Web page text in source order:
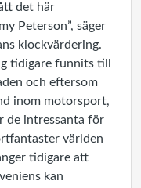
det här
Peterson”, säger
klockvärdering.
tidigare funnits till
och eftersom
inom motorsport,
de intressanta för
världen
tidigare att
kan